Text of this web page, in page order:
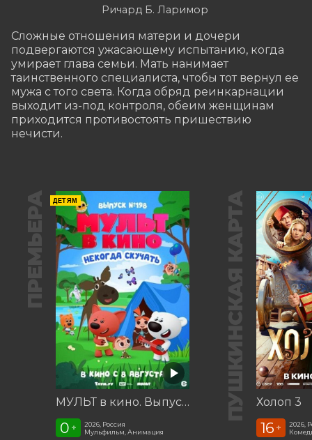
Ричард Б. Ларимор
Сложные отношения матери и дочери
подвергаются ужасающему испытанию, когда
умирает глава семьи. Мать нанимает
таинственного специалиста, чтобы тот вернул ее
мужа с того света. Когда обряд реинкарнации
выходит из-под контроля, обеим женщинам
приходится противостоять пришествию
нечисти.
ПРЕМЬЕРА ДЕТЯМ
МУЛЬТ в кино. Выпуск №198. Некогда скучать
0 +
2026, Россия
Мульфильм, Анимация
ПУШКИНСКАЯ КАРТА Холоп 3
16 +
2026,